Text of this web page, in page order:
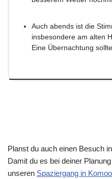
Auch abends ist die
insbesondere am alten
Eine Übernachtung
Planst du auch einen Besuch
Damit du es bei deiner
unseren Spaziergang in